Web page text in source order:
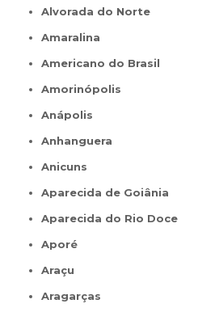
Alvorada do Norte
Amaralina
Americano do Brasil
Amorinópolis
Anápolis
Anhanguera
Anicuns
Aparecida de Goiânia
Aparecida do Rio Doce
Aporé
Araçu
Aragarças